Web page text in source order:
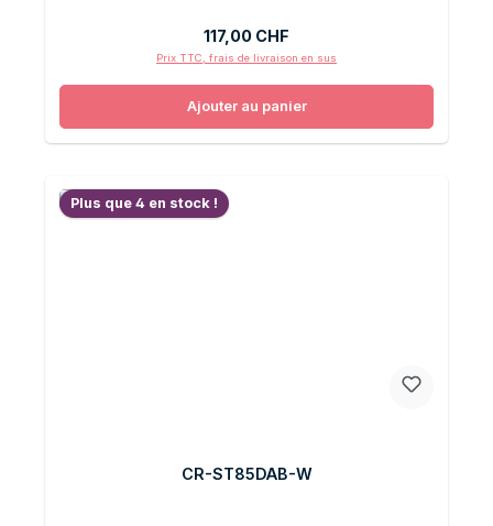
Prix régulier :
117,00 CHF
Prix TTC, frais de livraison en sus
Ajouter au panier
Plus que 4 en stock !
CR-ST85DAB-W